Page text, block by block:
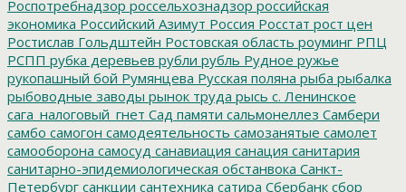
Роспотребнадзор россельхознадзор российская
экономика Российский Азимут Россия Росстат рост цен
Ростислав Гольдштейн Ростовская область роуминг РПЦ
РСПП рубка деревьев рубли рубль Рудное ружье
рукопашный бой Румянцева Русская поляна рыба рыбалка
рыбоводные заводы рынок труда рысь с. Ленинское
сага_налоговый_гнет Сад памяти сальмонеллез Самбери
самбо самогон самодеятельность самозанятые самолет
самооборона самосуд санавиация санация санитария
санитарно-эпидемиологическая обстанвока Санкт-
Петербург санкции сантехника сатира Сбербанк сбор